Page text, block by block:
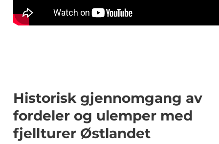
Historisk gjennomgang av
fordeler og ulemper med
fjellturer Østlandet